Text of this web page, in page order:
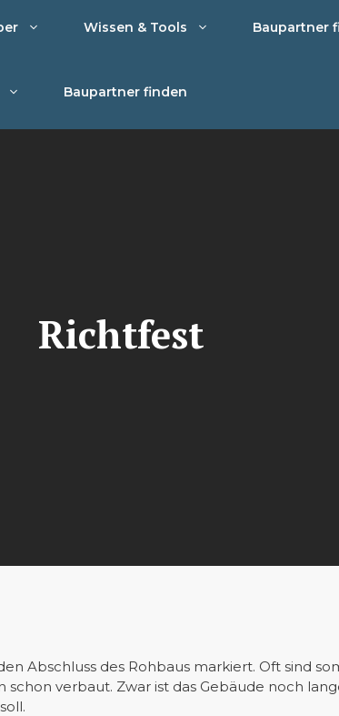
Wissen & Tools Baupartner
Baupartner finden
Richtfest
Abschluss des Rohbaus markiert. Oft sind
verbaut. Zwar ist das Gebäude noch